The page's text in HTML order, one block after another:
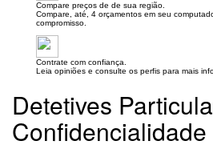
Compare preços de de sua região.
Compare, até, 4 orçamentos em seu
compromisso.
Contrate com confiança.
Leia opiniões e consulte os perfis para mais
Detetives
Confidencialidade